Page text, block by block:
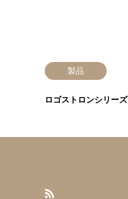
製品
ロゴストロンシリーズ